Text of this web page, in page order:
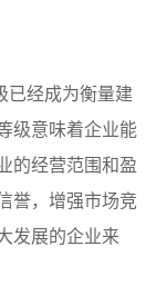
已经成为衡量建
级意味着企业能
的经营范围和盈
誉，增强市场竞
发展的企业来